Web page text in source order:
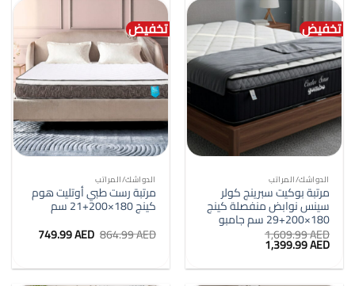
تخفيض
الدواشك/المراتب
مرتبة بوكيت سبرينج كولر
سينس نوابض منفصلة كينج
180×200+29 سم جامبو
1,609.99AED
السعر
الأصلي
هو:
1,609.99 AED.
1,399.99AED
هو:
1,399.99 AED.
تخفيض
الدواشك/المراتب
مرتبة رست طبي أوتليت هوم
كينج 180×200+21 سم
864.99AED السعر
الأصلي
864.99 AED.
749.99AED
749.99 AED.